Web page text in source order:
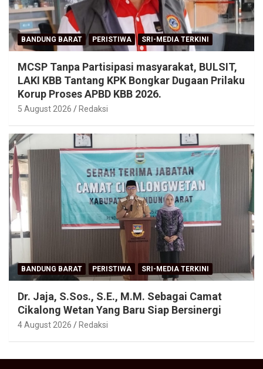
BANDUNG BARAT PERISTIWA SRI-MEDIA TERKINI
MCSP Tanpa Partisipasi masyarakat, BULSIT,
LAKI KBB Tantang KPK Bongkar Dugaan Prilaku
Korup Proses APBD KBB 2026.
5 August 2026 Redaksi
BANDUNG BARAT PERISTIWA SRI-MEDIA TERKINI
Dr. Jaja, S.Sos., S.E., M.M. Sebagai Camat
Cikalong Wetan Yang Baru Siap Bersinergi
4 August 2026 Redaksi